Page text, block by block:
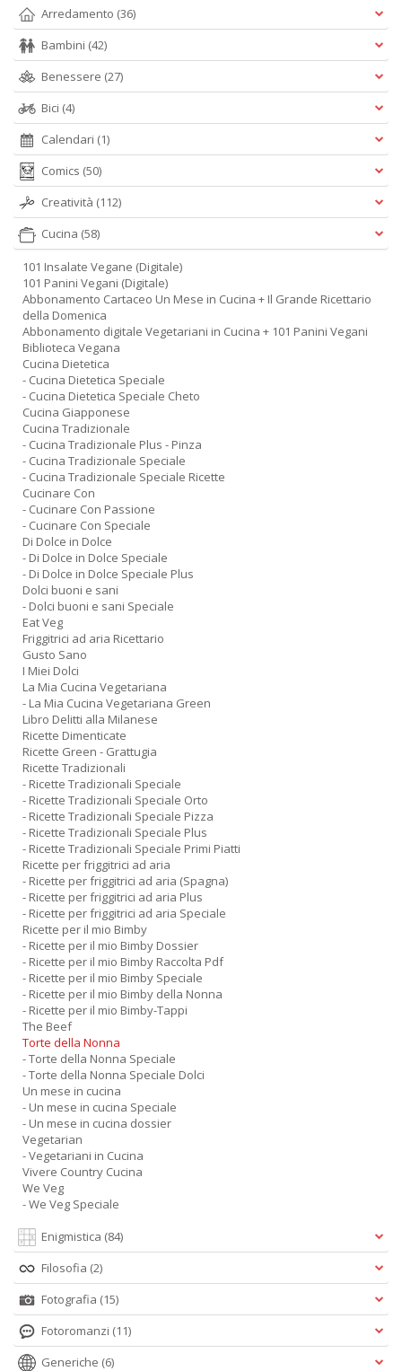
Arredamento (36)
Bambini (42)
Benessere (27)
Bici (4)
Calendari (1)
Comics (50)
Creatività (112)
Cucina (58)
101 Insalate Vegane (Digitale)
101 Panini Vegani (Digitale)
Abbonamento Cartaceo Un Mese in Cucina + Il Grande Ricettario
della Domenica
Abbonamento digitale Vegetariani in Cucina + 101 Panini Vegani
Biblioteca Vegana
Cucina Dietetica
- Cucina Dietetica Speciale
- Cucina Dietetica Speciale Cheto
Cucina Giapponese
Cucina Tradizionale
- Cucina Tradizionale Plus - Pinza
- Cucina Tradizionale Speciale
- Cucina Tradizionale Speciale Ricette
Cucinare Con
- Cucinare Con Passione
- Cucinare Con Speciale
Di Dolce in Dolce
- Di Dolce in Dolce Speciale
- Di Dolce in Dolce Speciale Plus
Dolci buoni e sani
- Dolci buoni e sani Speciale
Eat Veg
Friggitrici ad aria Ricettario
Gusto Sano
I Miei Dolci
La Mia Cucina Vegetariana
- La Mia Cucina Vegetariana Green
Libro Delitti alla Milanese
Ricette Dimenticate
Ricette Green - Grattugia
Ricette Tradizionali
- Ricette Tradizionali Speciale
- Ricette Tradizionali Speciale Orto
- Ricette Tradizionali Speciale Pizza
- Ricette Tradizionali Speciale Plus
- Ricette Tradizionali Speciale Primi Piatti
Ricette per friggitrici ad aria
- Ricette per friggitrici ad aria (Spagna)
- Ricette per friggitrici ad aria Plus
- Ricette per friggitrici ad aria Speciale
Ricette per il mio Bimby
- Ricette per il mio Bimby Dossier
- Ricette per il mio Bimby Raccolta Pdf
- Ricette per il mio Bimby Speciale
- Ricette per il mio Bimby della Nonna
- Ricette per il mio Bimby-Tappi
The Beef
Torte della Nonna
- Torte della Nonna Speciale
- Torte della Nonna Speciale Dolci
Un mese in cucina
- Un mese in cucina Speciale
- Un mese in cucina dossier
Vegetarian
- Vegetariani in Cucina
Vivere Country Cucina
We Veg
- We Veg Speciale
Enigmistica (84)
Filosofia (2)
Fotografia (15)
Fotoromanzi (11)
Generiche (6)